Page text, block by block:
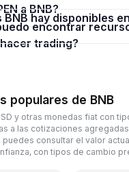
a BNB?
BNB hay disponibles
trading?
populares de BNB
y otras monedas fiat con
a las cotizaciones
consultar el valor
con tipos de cambio